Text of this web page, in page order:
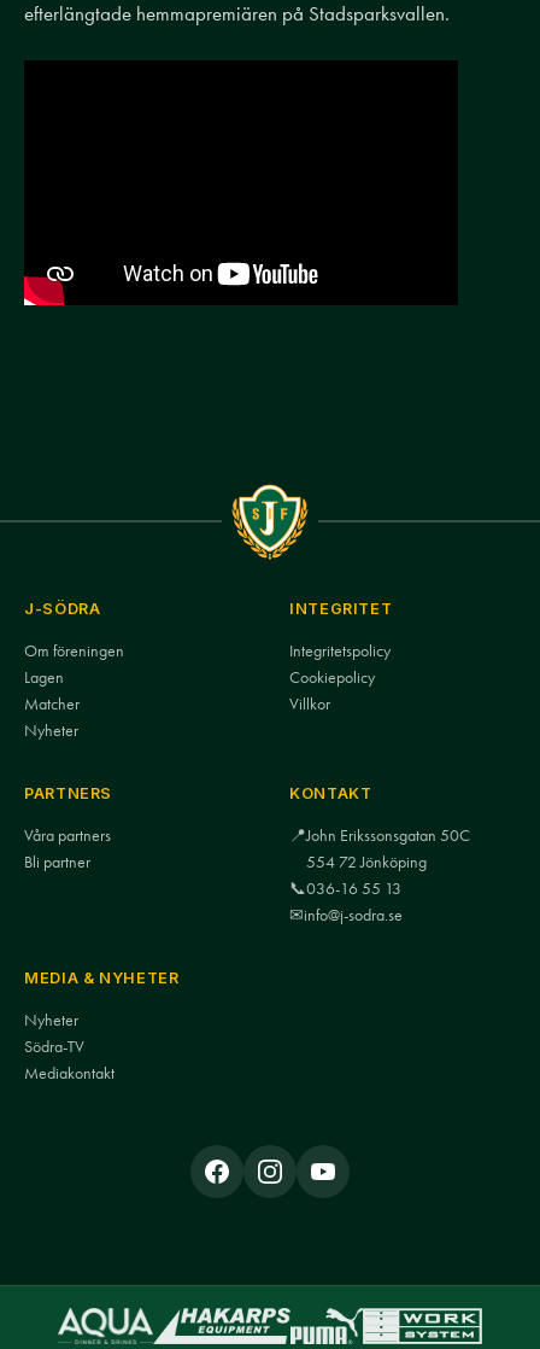
efterlängtade hemmapremiären på Stadsparksvallen.
J-SÖDRA
Om föreningen
Lagen
Matcher
Nyheter
INTEGRITET
Integritetspolicy
Cookiepolicy
Villkor
PARTNERS
Våra partners
Bli partner
KONTAKT
📍John Erikssonsgatan 50C
554 72 Jönköping
📞036-16 55 13
✉info@j-sodra.se
MEDIA & NYHETER
Nyheter
Södra-TV
Mediakontakt